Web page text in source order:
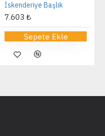
İskenderiye Başlık
7.603 ₺
Sepete Ekle